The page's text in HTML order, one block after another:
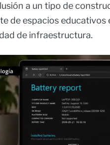
a un tipo de
de espacios
de infraestructura.